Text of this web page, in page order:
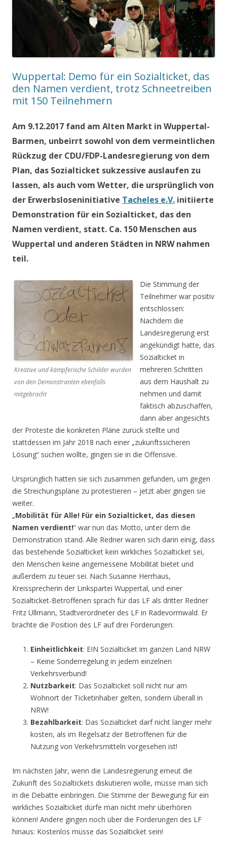
Wuppertal: Demo für ein Sozialticket, das
den Namen verdient, trotz Schneetreiben
mit 150 Teilnehmern
Am 9.12.2017 fand am Alten Markt in Wuppertal-
Barmen, unbeirrt sowohl von dem vermeintlichen
Rückzug der CDU/FDP-Landesregierung von dem
Plan, das Sozialticket sukzessive auslaufen zu
lassen, als auch vom Wetter, die ursprünglich von
der Erwerbsloseninitiative Tacheles e.V. initiierte
Demonstration für ein Sozialticket, das den
Namen verdient, statt. Ca. 150 Menschen aus
Wuppertal und anderen Städten in NRW nahmen
teil.
Kreative und kämpferische Schilder wurden
von den Demonstranten ebenfalls
mitgebracht
Die Stimmung der
Teilnehmer war positiv
entschlossen:
Nachdem die
Landesregierung erst
angekündigt hatte, das
Sozialticket in
mehreren Schritten
aus dem Haushalt zu
nehmen und damit
faktisch abzuschaffen,
dann aber angesichts
der Proteste die konkreten Pläne zurück stellte und
stattdessen im Jahr 2018 nach einer „zukunftssicheren
Lösung“ suchen wollte, gingen sie in die Offensive.
Ursprünglich hatten sie sich zusammen gefunden, um gegen
die Streichungspläne zu protestieren – jetzt aber gingen sie
weiter.
„Mobilität für Alle! Für ein Sozialticket, das diesen
Namen verdient!“ war nun das Motto, unter dem die
Demonstration stand. Alle Redner waren sich darin einig, dass
das bestehende Sozialticket kein wirkliches Sozialticket sei,
den Menschen keine angemessene Mobilität bietet und
außerdem zu teuer sei. Nach Susanne Herrhaus,
Kreissprecherin der Linkspartei Wuppertal, und einer
Sozialticket-Betroffenen sprach für das LF als dritter Redner
Fritz Ullmann, Stadtverordneter des LF in Radevormwald. Er
brachte die Position des LF auf drei Forderungen:
Einheitlichkeit: EIN Sozialticket im ganzen Land NRW
– Keine Sonderregelung in jedem einzelnen
Verkehrsverbund!
Nutzbarkeit: Das Sozialticket soll nicht nur am
Wohnort der Ticketinhaber gelten, sondern überall in
NRW!
Bezahlbarkeit: Das Sozialticket darf nicht länger mehr
kosten, als im Regelsatz der Betroffenen für die
Nutzung von Verkehrsmitteln vorgesehen ist!
Im nächsten Jahr, wenn die Landesregierung erneut die
Zukunft des Sozialtickets diskutieren wolle, müsse man sich
in die Debatte einbringen. Die Stimme der Bewegung für ein
wirkliches Sozialticket dürfe man nicht mehr überhören
können! Andere gingen noch über die Forderungen des LF
hinaus: Kostenlos müsse das Sozialticket sein!